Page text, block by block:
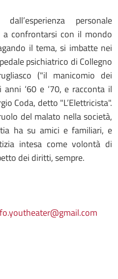
personale
a confrontarsi con il mondo
il tema, si imbatte nei
psichiatrico di Collegno
("il manicomio dei
‘60 e ‘70, e racconta il
Coda, detto "L’Elettricista".
del malato nella società,
ha su amici e familiari, e
intesa come volontà di
dei diritti, sempre.